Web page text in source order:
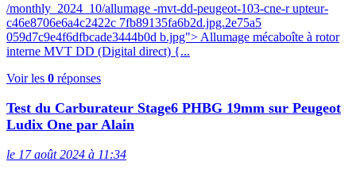
/monthly_2024_10/allumage -mvt-dd-peugeot-103-cne-r upteur-
c46e8706e6a4c2422c 7fb89135fa6b2d.jpg.2e75a5
059d7c9e4f6dfbcade3444b0d b.jpg"> Allumage mécaboîte à rotor
interne MVT DD (Digital direct) {...
Voir les 0 réponses
Test du Carburateur Stage6 PHBG 19mm sur Peugeot
Ludix One par Alain
le 17 août 2024 à 11:34